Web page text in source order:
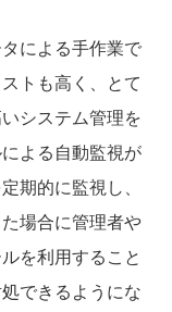
による手作業で
トも高く、とて
システム管理を
よる自動監視が
期的に監視し、
場合に管理者や
を利用すること
できるようにな